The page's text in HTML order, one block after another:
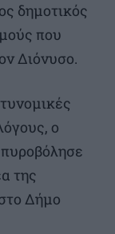
δημοτικός
που
Διόνυσο.
ο
πυροβόλησε
της
Δήμο